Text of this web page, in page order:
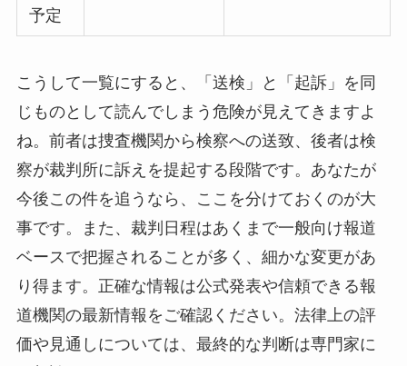
予定
こうして一覧にすると、「送検」と「起訴」を同
じものとして読んでしまう危険が見えてきますよ
ね。前者は捜査機関から検察への送致、後者は検
察が裁判所に訴えを提起する段階です。あなたが
今後この件を追うなら、ここを分けておくのが大
事です。また、裁判日程はあくまで一般向け報道
ベースで把握されることが多く、細かな変更があ
り得ます。正確な情報は公式発表や信頼できる報
道機関の最新情報をご確認ください。法律上の評
価や見通しについては、最終的な判断は専門家に